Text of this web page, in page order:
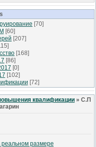
[70]
[60]
[207]
[168]
[86]
[0]
[102]
[72]
квалификации » С.П
размере